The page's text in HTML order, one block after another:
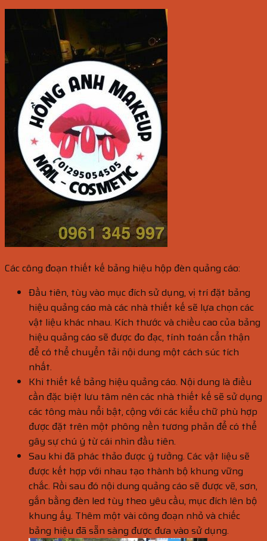
Các công đoạn thiết kế bảng hiệu hộp đèn quảng cáo:
Đầu tiên, tùy vào mục đích sử dụng, vị trí đặt bảng
hiệu quảng cáo mà các nhà thiết kế sẽ lựa chọn các
vật liệu khác nhau. Kích thước và chiều cao của bảng
hiệu quảng cáo sẽ được đo đạc, tính toán cẩn thận
để có thể chuyển tải nội dung một cách súc tích
nhất.
Khi thiết kế bảng hiệu quảng cáo. Nội dung là điều
cần đặc biệt lưu tâm nên các nhà thiết kế sẽ sử dụng
các tông màu nổi bật, cộng với các kiểu chữ phù hợp
được đặt trên một phông nền tương phản để có thể
gây sự chú ý từ cái nhìn đầu tiên.
Sau khi đã phác thảo được ý tưởng. Các vật liệu sẽ
được kết hợp với nhau tạo thành bộ khung vững
chắc. Rồi sau đó nội dung quảng cáo sẽ được vẽ, sơn,
gắn bằng đèn led tùy theo yêu cầu, mục đích lên bộ
khung ấy. Thêm một vài công đoạn nhỏ và chiếc
bảng hiệu đã sẵn sàng được đưa vào sử dụng.